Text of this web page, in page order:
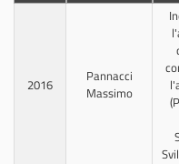
2016
Pannacci
Massimo